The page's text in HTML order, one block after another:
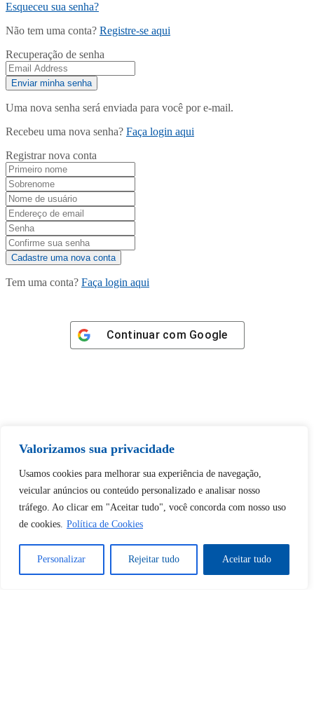
Valorizamos sua privacidade
Usamos cookies para melhorar sua experiência de navegação,
veicular anúncios ou conteúdo personalizado e analisar nosso
tráfego. Ao clicar em "Aceitar tudo", você concorda com nosso uso
de cookies. Política de Cookies
Personalizar Rejeitar tudo Aceitar tudo
Esqueceu sua senha?
Não tem uma conta? Registre-se aqui
Recuperação de senha
Uma nova senha será enviada para você por e-mail.
Recebeu uma nova senha? Faça login aqui
Registrar nova conta
Tem uma conta? Faça login aqui
Continuar com Google
desbloquear esta publicação?
Desbloquear esquerda : 0
Sim